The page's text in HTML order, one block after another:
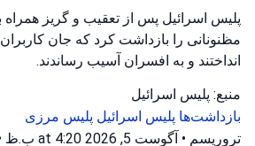
پلیس اسرائیل پس از تعقیب و گریز همراه با
مظنونانی را بازداشت کرد که جان
انداختند و به افسران آسیب رساندند.
منبع: پلیس اسرائیل
بازداشت‌ها پلیس اسرائیل پلیس مرزی
تروریسم • آگوست 5, 2026 at 4:20 ب.ظ